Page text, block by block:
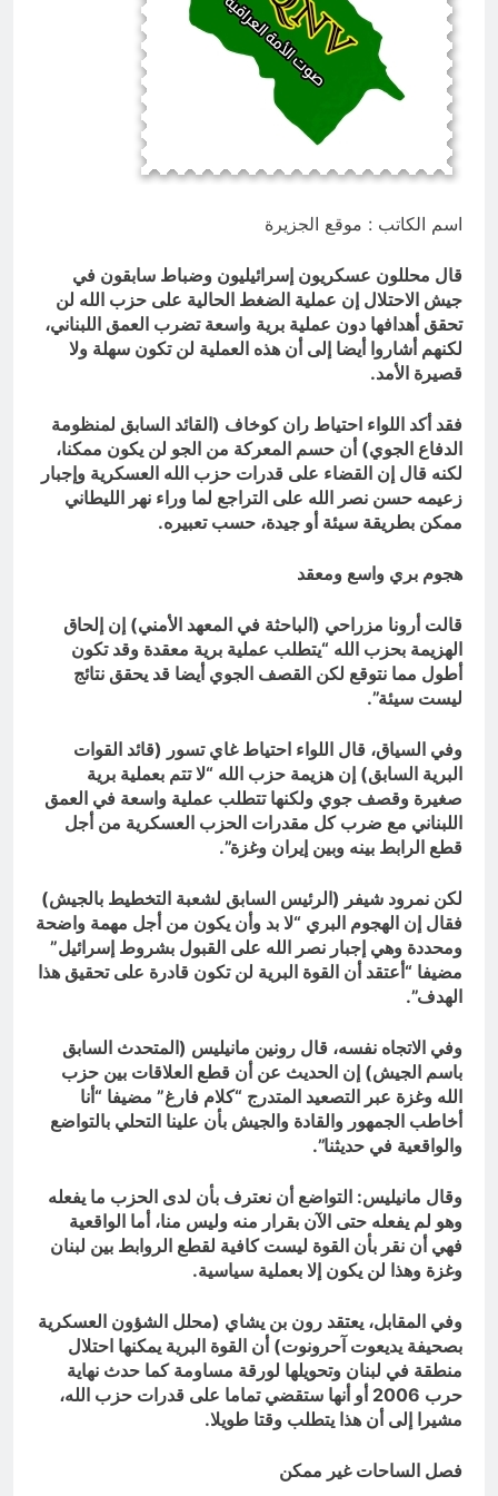
ساعتين Ago
ازمة العلم العراقي.. ليست ازمة فقدان
الوطنية عند العراقيين.. بل (ازمة فقدان
الوطنية بالعلم نفسه) نركز على فئة
الأغلبية (لا ترفع العلم العراقي) وبنفس
الوقت (تغضب عندما ترى عراقي يرفع علم
اسم الكاتب : موقع الجزيرة
قال محللون عسكريون إسرائيليون وضباط سابقون في
جيش الاحتلال إن عملية الضغط الحالية على حزب الله لن
تحقق أهدافها دون عملية برية واسعة تضرب العمق اللبناني،
لكنهم أشاروا أيضا إلى أن هذه العملية لن تكون سهلة ولا
قصيرة الأمد.
فقد أكد اللواء احتياط ران كوخاف (القائد السابق لمنظومة
الدفاع الجوي) أن حسم المعركة من الجو لن يكون ممكنا،
لكنه قال إن القضاء على قدرات حزب الله العسكرية وإجبار
زعيمه حسن نصر الله على التراجع لما وراء نهر الليطاني
ممكن بطريقة سيئة أو جيدة، حسب تعبيره.
هجوم بري واسع ومعقد
قالت أرونا مزراحي (الباحثة في المعهد الأمني) إن إلحاق
الهزيمة بحزب الله “يتطلب عملية برية معقدة وقد تكون
أطول مما نتوقع لكن القصف الجوي أيضا قد يحقق نتائج
ليست سيئة”.
وفي السياق، قال اللواء احتياط غاي تسور (قائد القوات
البرية السابق) إن هزيمة حزب الله “لا تتم بعملية برية
صغيرة وقصف جوي ولكنها تتطلب عملية واسعة في العمق
اللبناني مع ضرب كل مقدرات الحزب العسكرية من أجل
قطع الرابط بينه وبين إيران وغزة”.
لكن نمرود شيفر (الرئيس السابق لشعبة التخطيط بالجيش)
فقال إن الهجوم البري “لا بد وأن يكون من أجل مهمة واضحة
ومحددة وهي إجبار نصر الله على القبول بشروط إسرائيل”
مضيفا “أعتقد أن القوة البرية لن تكون قادرة على تحقيق هذا
الهدف”.
وفي الاتجاه نفسه، قال رونين مانيليس (المتحدث السابق
باسم الجيش) إن الحديث عن أن قطع العلاقات بين حزب
الله وغزة عبر التصعيد المتدرج “كلام فارغ” مضيفا “أنا
أخاطب الجمهور والقادة والجيش بأن علينا التحلي بالتواضع
والواقعية في حديثنا”.
وقال مانيليس: التواضع أن نعترف بأن لدى الحزب ما يفعله
وهو لم يفعله حتى الآن بقرار منه وليس منا، أما الواقعية
فهي أن نقر بأن القوة ليست كافية لقطع الروابط بين لبنان
وغزة وهذا لن يكون إلا بعملية سياسية.
وفي المقابل، يعتقد رون بن يشاي (محلل الشؤون العسكرية
بصحيفة يديعوت آحرونوت) أن القوة البرية يمكنها احتلال
منطقة في لبنان وتحويلها لورقة مساومة كما حدث نهاية
حرب 2006 أو أنها ستقضي تماما على قدرات حزب الله،
مشيرا إلى أن هذا يتطلب وقتا طويلا.
فصل الساحات غير ممكن